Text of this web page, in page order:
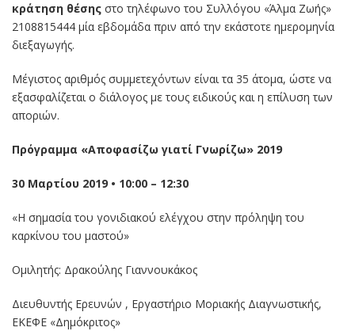
κράτηση θέσης στο τηλέφωνο του Συλλόγου «Άλμα Ζωής»
2108815444 μία εβδομάδα πριν από την εκάστοτε ημερομηνία
διεξαγωγής.
Μέγιστος αριθμός συμμετεχόντων είναι τα 35 άτομα, ώστε να
εξασφαλίζεται ο διάλογος με τους ειδικούς και η επίλυση των
αποριών.
Πρόγραμμα «Αποφασίζω γιατί Γνωρίζω» 2019
30 Μαρτίου 2019 • 10:00 – 12:30
«Η σημασία του γονιδιακού ελέγχου στην πρόληψη του
καρκίνου του μαστού»
Ομιλητής: Δρακούλης Γιαννουκάκος
Διευθυντής Ερευνών , Εργαστήριο Μοριακής Διαγνωστικής,
ΕΚΕΦΕ «Δημόκριτος»